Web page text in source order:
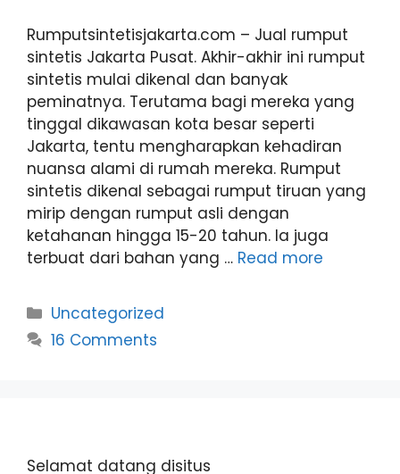
Rumputsintetisjakarta.com – Jual rumput
sintetis Jakarta Pusat. Akhir-akhir ini rumput
sintetis mulai dikenal dan banyak
peminatnya. Terutama bagi mereka yang
tinggal dikawasan kota besar seperti
Jakarta, tentu mengharapkan kehadiran
nuansa alami di rumah mereka. Rumput
sintetis dikenal sebagai rumput tiruan yang
mirip dengan rumput asli dengan
ketahanan hingga 15-20 tahun. Ia juga
terbuat dari bahan yang … Read more
Categories
Uncategorized
16 Comments
Selamat datang disitus